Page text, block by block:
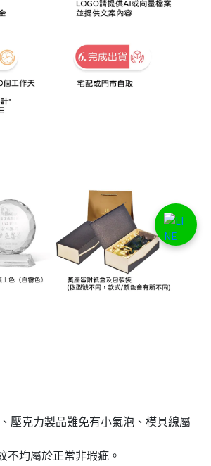
壓克力製品難免有小氣泡、模具線屬
不均屬於正常非瑕疵。